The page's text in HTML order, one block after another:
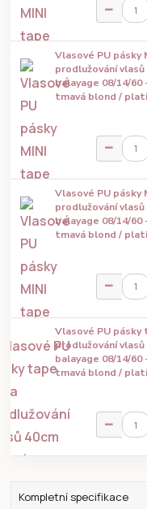
Vlasové PU pásky
prodlužování
balayage 08/14/
tmavá blond /
Vlasové PU pásky
prodlužování
balayage 08/14/
tmavá blond /
Vlasové PU pásky
prodlužování vlasů
balayage 08/14/
tmavá blond /
Kompletní specifikace